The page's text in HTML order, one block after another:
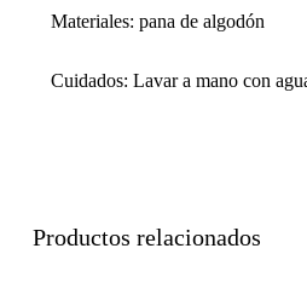
Materiales: pana de algodón
Cuidados: Lavar a mano con
Productos relacionados